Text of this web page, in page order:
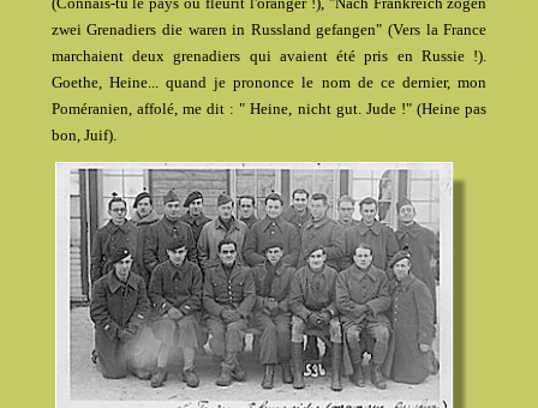
zwei Grenadiers die waren in Russland gefangen" (Vers la France
marchaient deux grenadiers qui avaient été pris en Russie !).
Goethe, Heine... quand je prononce le nom de ce dernier, mon
Poméranien, affolé, me dit : " Heine, nicht gut. Jude !" (Heine pas
bon, Juif).